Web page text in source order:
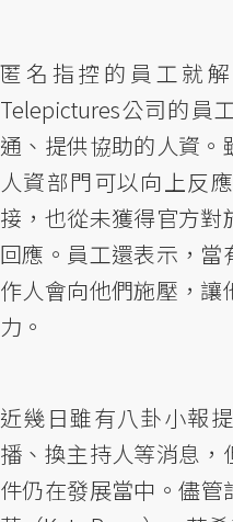
匿名指控的員工就
Telepictures公司的員
通、提供協助的人資
人資部門可以向上反
接，也從未獲得官方
回應。員工還表示，
作人會向他們施壓，
力。
近幾日雖有八卦小報
播、換主持人等消息
件仍在發展當中。儘